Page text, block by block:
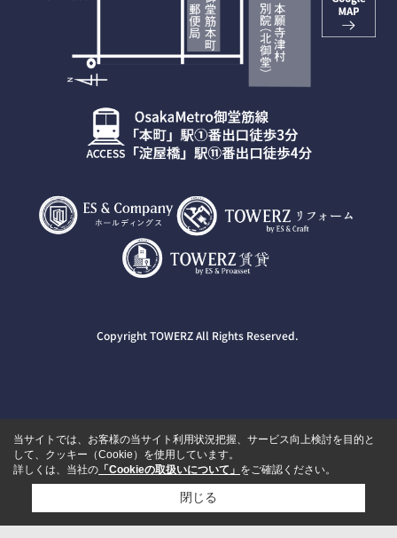
Copyright TOWERZ All Rights Reserved.
当サイトでは、お客様の当サイト利用状況把握、サービス向上検討を目的と
して、クッキー（Cookie）を使用しています。
詳しくは、当社の 「Cookieの取扱いについて」 をご確認ください。
閉じる